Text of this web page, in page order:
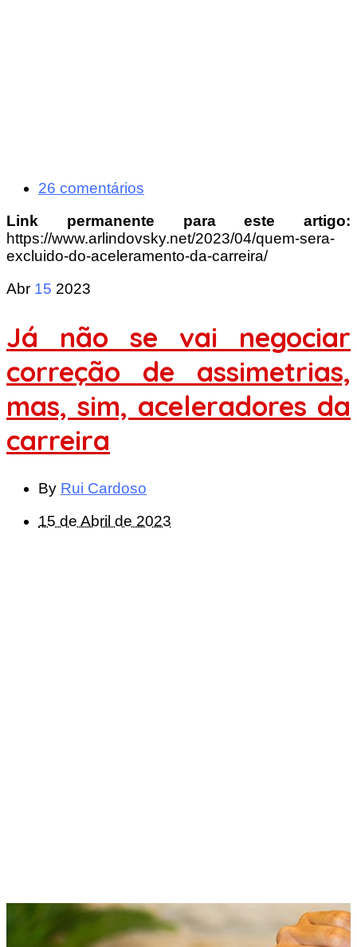
26 comentários
Link permanente para este artigo:
https://www.arlindovsky.net/2023/04/quem-sera-
excluido-do-aceleramento-da-carreira/
Abr 15 2023
Já não se vai negociar
correção de assimetrias,
mas, sim, aceleradores da
carreira
By Rui Cardoso
15 de Abril de 2023